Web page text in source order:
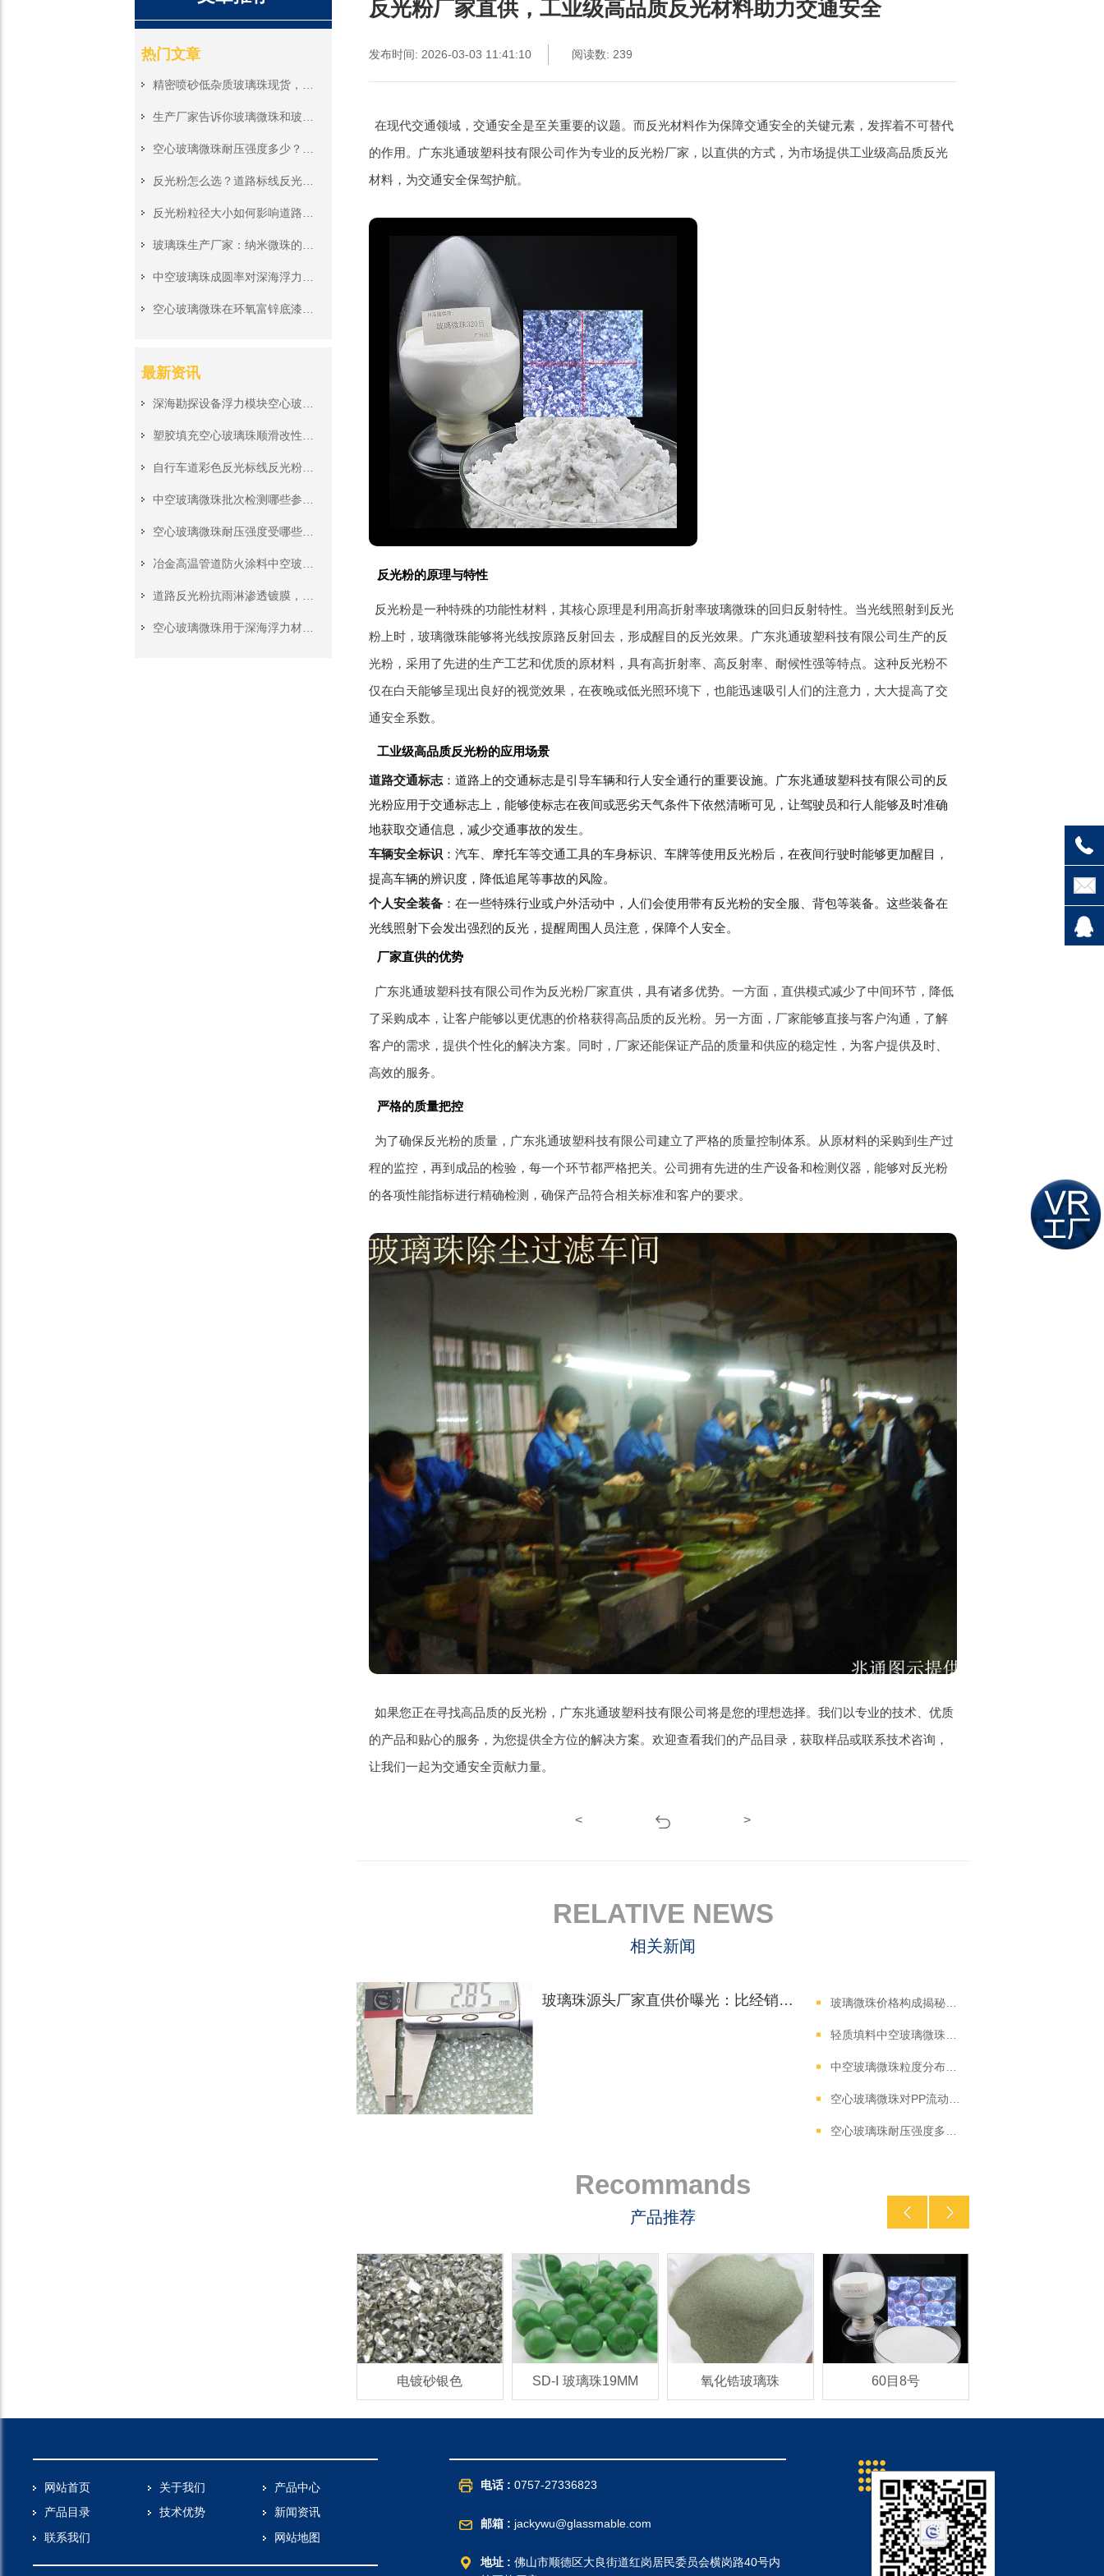
热门文章
反光粉怎么选？道路标线反光材料的选型攻略
最新资讯
自行车道彩色反光标线反光粉，非机动车道夜间警示施工原料
空心玻璃微珠耐压强度受哪些工艺影响?深海浮力填料关键参数解读
空心玻璃微珠用于深海浮力材料，耐压强度和粒径怎么选？
反光粉厂家直供，工业级高品质反光材料助力交通安全
发布时间: 2026-03-03 11:41:10 阅读数: 239
在现代交通领域，交通安全是至关重要的议题。而反光材料作为保障交通安全的关键元素，发挥着不可替代
的作用。广东兆通玻塑科技有限公司作为专业的反光粉厂家，以直供的方式，为市场提供工业级高品质反光
材料，为交通安全保驾护航。
反光粉的原理与特性
反光粉是一种特殊的功能性材料，其核心原理是利用高折射率玻璃微珠的回归反射特性。当光线照射到反光
粉上时，玻璃微珠能够将光线按原路反射回去，形成醒目的反光效果。广东兆通玻塑科技有限公司生产的反
光粉，采用了先进的生产工艺和优质的原材料，具有高折射率、高反射率、耐候性强等特点。这种反光粉不
仅在白天能够呈现出良好的视觉效果，在夜晚或低光照环境下，也能迅速吸引人们的注意力，大大提高了交
通安全系数。
工业级高品质反光粉的应用场景
道路交通标志：道路上的交通标志是引导车辆和行人安全通行的重要设施。广东兆通玻塑科技有限公司的反
光粉应用于交通标志上，能够使标志在夜间或恶劣天气条件下依然清晰可见，让驾驶员和行人能够及时准确
地获取交通信息，减少交通事故的发生。
车辆安全标识 ：汽车、摩托车等交通工具的车身标识、车牌等使用反光粉后，在夜间行驶时能够更加醒目，
提高车辆的辨识度，降低追尾等事故的风险。
个人安全装备：在一些特殊行业或户外活动中，人们会使用带有反光粉的安全服、背包等装备。这些装备在
光线照射下会发出强烈的反光，提醒周围人员注意，保障个人安全。
厂家直供的优势
广东兆通玻塑科技有限公司作为反光粉厂家直供，具有诸多优势。一方面，直供模式减少了中间环节，降低
了采购成本，让客户能够以更优惠的价格获得高品质的反光粉。另一方面，厂家能够直接与客户沟通，了解
客户的需求，提供个性化的解决方案。同时，厂家还能保证产品的质量和供应的稳定性，为客户提供及时、
高效的服务。
严格的质量把控
为了确保反光粉的质量，广东兆通玻塑科技有限公司建立了严格的质量控制体系。从原材料的采购到生产过
程的监控，再到成品的检验，每一个环节都严格把关。公司拥有先进的生产设备和检测仪器，能够对反光粉
的各项性能指标进行精确检测，确保产品符合相关标准和客户的要求。
如果您正在寻找高品质的反光粉，广东兆通玻塑科技有限公司将是您的理想选择。我们以专业的技术、优质
的产品和贴心的服务，为您提供全方位的解决方案。欢迎查看我们的产品目录，获取样品或联系技术咨询，
让我们一起为交通安全贡献力量。
< >
RELATIVE NEWS
相关新闻
玻璃珠源头厂家直供价曝光：比经销商便宜15%的谈判技巧
Recommands
产品推荐
电镀砂银色 SD-Ⅰ 玻璃珠19MM 氧化锆玻璃珠 60目8号
网站首页 关于我们
产品中心
产品目录
技术优势
新闻资讯
联系我们
网站地图
电话 : 0757-27336823
邮箱 : jackywu@glassmable.com
地址 : 佛山市顺德区大良街道红岗居民委员会横岗路40号内